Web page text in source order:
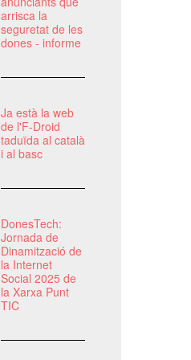
arrisca la
seguretat de les
dones - informe
Ja està la web
de l'F-Droid
taduïda al català
i al basc
DonesTech:
Jornada de
Dinamització de
la Internet
Social 2025 de
la Xarxa Punt
TIC